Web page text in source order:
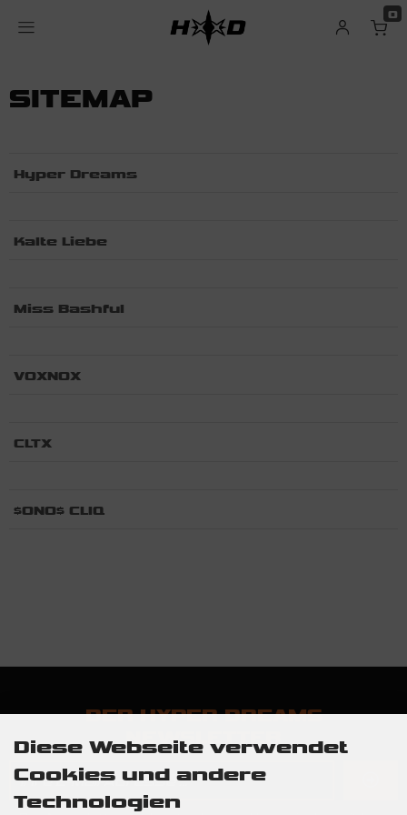
0
SITEMAP
Hyper Dreams
Kalte Liebe
Miss Bashful
VOXNOX
CLTX
$ONO$ CLIQ
DER HYPER DREAMS
NEWSLETTER
Diese Webseite verwendet
Cookies und andere
Technologien